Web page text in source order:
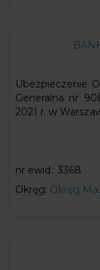
Ubezpieczenie
Generalna nr
2021 r. w
nr ewid.: 3368
Okręg: Okręg